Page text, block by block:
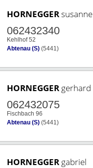
HORNEGGERsusanne
062432340
Kehlhof 52
Abtenau (S) (5441)
HORNEGGER gerhard
062432075
Fischbach 96
Abtenau (S) (5441)
HORNEGGER gabriel